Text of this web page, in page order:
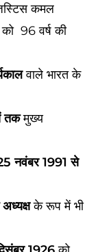
कमल
96 वर्ष की
वाले भारत के
तकमुख्य
नवंबर 1991 से
के रूप में भी